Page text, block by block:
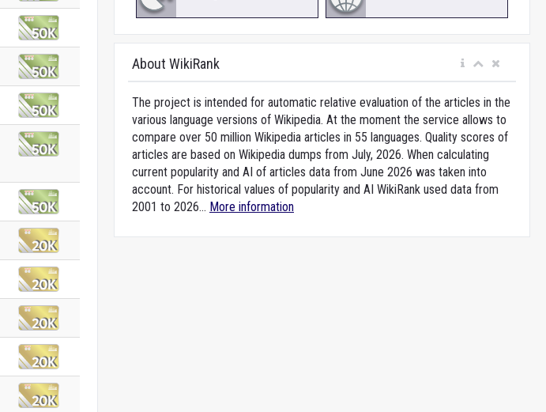
About WikiRank
The project is intended for automatic relative evaluation of the articles in the
various language versions of Wikipedia. At the moment the service allows to
compare over 50 million Wikipedia articles in 55 languages. Quality scores of
articles are based on Wikipedia dumps from July, 2026. When calculating
current popularity and AI of articles data from June 2026 was taken into
account. For historical values of popularity and AI WikiRank used data from
2001 to 2026... More information